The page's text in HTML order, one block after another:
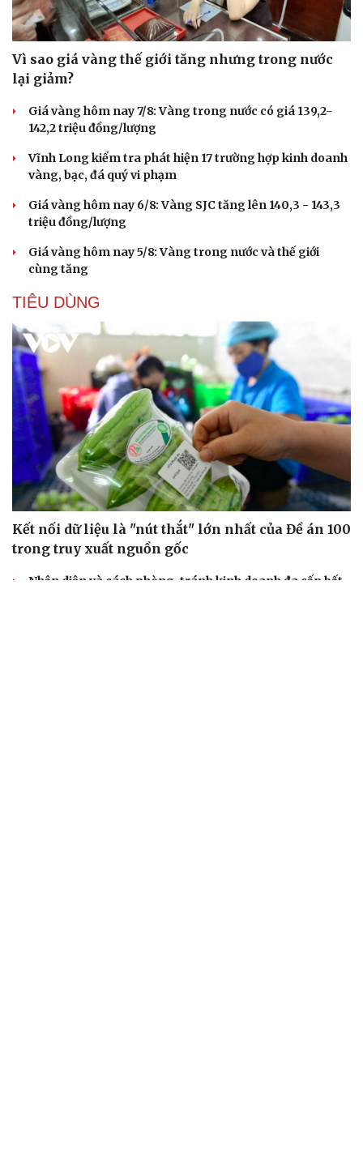
Vì sao giá vàng thế giới tăng nhưng trong nước
lại giảm?
Giá vàng hôm nay 7/8: Vàng trong nước có giá 139,2-
142,2 triệu đồng/lượng
Vĩnh Long kiểm tra phát hiện 17 trường hợp kinh doanh
vàng, bạc, đá quý vi phạm
Giá vàng hôm nay 6/8: Vàng SJC tăng lên 140,3 - 143,3
triệu đồng/lượng
Giá vàng hôm nay 5/8: Vàng trong nước và thế giới
cùng tăng
TIÊU DÙNG
Kết nối dữ liệu là "nút thắt" lớn nhất của Đề án 100
trong truy xuất nguồn gốc
Nhận diện và cách phòng, tránh kinh doanh đa cấp bất